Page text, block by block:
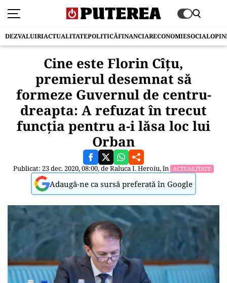
DEZVALUIRIACTUALITATEPOLITICĂFINANCIARECONOMIESOCIAL
Cine este Florin Cîțu,
premierul desemnat să
formeze Guvernul de centru-
dreapta: A refuzat în trecut
funcția pentru a-i lăsa loc lui
Orban
Publicat: 23 dec. 2020, 08:00, deRaluca I. Heroiu, în ACTUALITATE
Adaugă-ne ca sursă preferată în Google